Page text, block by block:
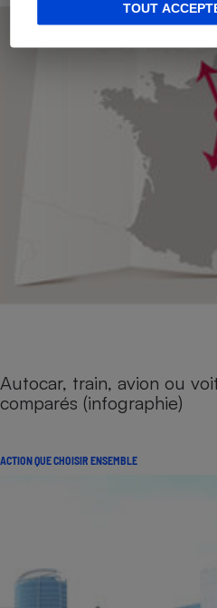
TOUT
Autocar, train, avion ou
comparés (infographie)
ACTION QUE CHOISIR ENSEMBLE